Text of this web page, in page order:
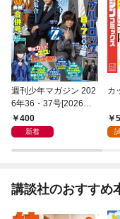
週刊少年マガジン 202
6年36・37号[2026年8
月5日発売]
400
新着
カ
講談社のおすすめ